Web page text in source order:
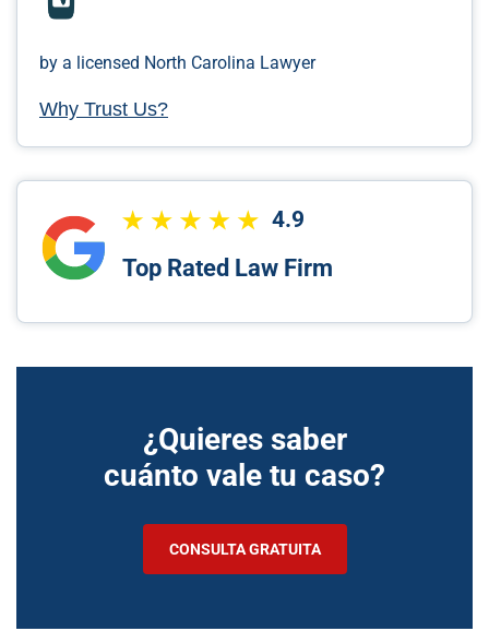
by a licensed North Carolina Lawyer
Why Trust Us?
4.9
Top Rated Law Firm
¿Quieres saber
cuánto vale tu caso?
CONSULTA GRATUITA